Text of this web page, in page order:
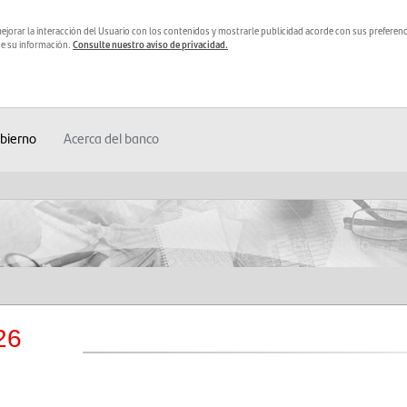
la interacción del Usuario con los contenidos y mostrarle publicidad acorde con sus
su información. Consulte nuestro aviso de privacidad.
nómina y sus
inversión y productos
móvil, cajeros automáticos,
Vive la banca a través de un modelo
atención diferenciado
Universidades
Acerca del banco